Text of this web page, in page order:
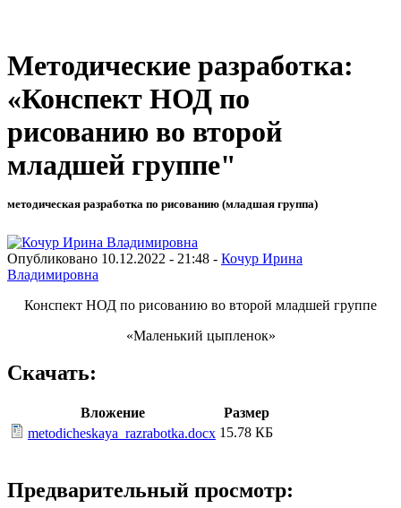
Методические разработка:
«Конспект НОД по
рисованию во второй
младшей группе"
методическая разработка по рисованию (младшая группа)
Опубликовано 10.12.2022 - 21:48 - Кочур Ирина
Владимировна
Конспект НОД по рисованию во второй младшей группе
«Маленький цыпленок»
Скачать:
Вложение
Размер
metodicheskaya_razrabotka.docx 15.78 КБ
Предварительный просмотр: